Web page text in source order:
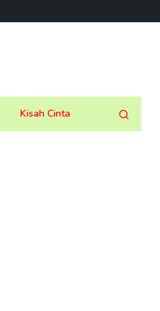
Kisah Cinta